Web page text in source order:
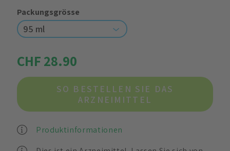
Packungsgrösse
95 ml
CHF 28.90
SO BESTELLEN SIE DAS
ARZNEIMITTEL
Produktinformationen